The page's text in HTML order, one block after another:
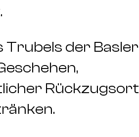
Trubels der Basler
Rückzugsort